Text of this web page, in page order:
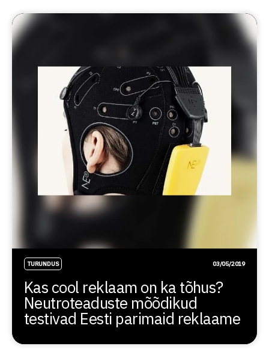
TURUNDUS 03/05/2019
Kas cool reklaam on ka tõhus?
Neutroteaduste mõõdikud
testivad Eesti parimaid reklaame